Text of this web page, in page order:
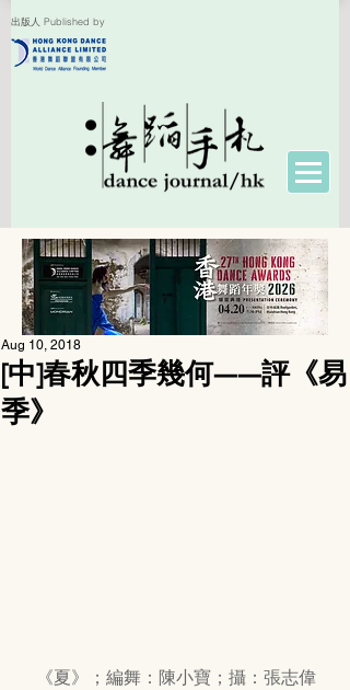
出版人 Published by
[中]春秋四季幾何——評《易
季》
Aug 10, 2018
《夏》；編舞：陳小寶；攝：張志偉